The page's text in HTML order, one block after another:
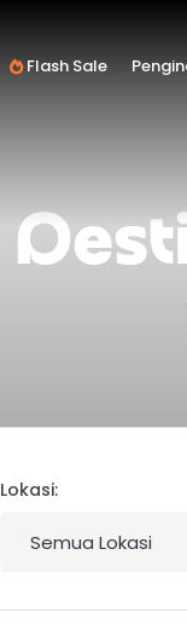
Flash Sale
Lokasi: